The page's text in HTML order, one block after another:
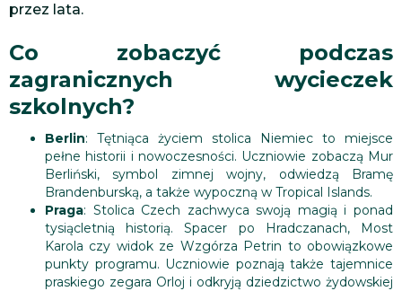
przez lata.
Co zobaczyć podczas
zagranicznych wycieczek
szkolnych?
Berlin: Tętniąca życiem stolica Niemiec to miejsce
pełne historii i nowoczesności. Uczniowie zobaczą Mur
Berliński, symbol zimnej wojny, odwiedzą Bramę
Brandenburską, a także wypoczną w Tropical Islands.
Praga: Stolica Czech zachwyca swoją magią i ponad
tysiącletnią historią. Spacer po Hradczanach, Most
Karola czy widok ze Wzgórza Petrin to obowiązkowe
punkty programu. Uczniowie poznają także tajemnice
praskiego zegara Orloj i odkryją dziedzictwo żydowskiej